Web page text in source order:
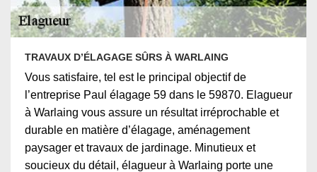
TRAVAUX D’ÉLAGAGE SÛRS À WARLAING
Vous satisfaire, tel est le principal objectif de
l’entreprise Paul élagage 59 dans le 59870. Elagueur
à Warlaing vous assure un résultat irréprochable et
durable en matière d’élagage, aménagement
paysager et travaux de jardinage. Minutieux et
soucieux du détail, élagueur à Warlaing porte une